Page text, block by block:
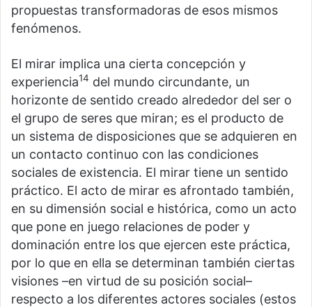
propuestas transformadoras de esos mismos
fenómenos.
El mirar implica una cierta concepción y
experiencia14 del mundo circundante, un
horizonte de sentido creado alrededor del ser o
el grupo de seres que miran; es el producto de
un sistema de disposiciones que se adquieren en
un contacto continuo con las condiciones
sociales de existencia. El mirar tiene un sentido
práctico. El acto de mirar es afrontado también,
en su dimensión social e histórica, como un acto
que pone en juego relaciones de poder y
dominación entre los que ejercen este práctica,
por lo que en ella se determinan también ciertas
visiones –en virtud de su posición social–
respecto a los diferentes actores sociales (estos